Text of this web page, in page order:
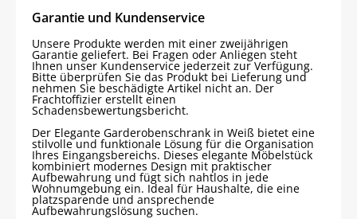
Garantie und Kundenservice
Unsere Produkte werden mit einer zweijährigen
Garantie geliefert. Bei Fragen oder Anliegen steht
Ihnen unser Kundenservice jederzeit zur Verfügung.
Bitte überprüfen Sie das Produkt bei Lieferung und
nehmen Sie beschädigte Artikel nicht an. Der
Frachtoffizier erstellt einen
Schadensbewertungsbericht.
Der Elegante Garderobenschrank in Weiß bietet eine
stilvolle und funktionale Lösung für die Organisation
Ihres Eingangsbereichs. Dieses elegante Möbelstück
kombiniert modernes Design mit praktischer
Aufbewahrung und fügt sich nahtlos in jede
Wohnumgebung ein. Ideal für Haushalte, die eine
platzsparende und ansprechende
Aufbewahrungslösung suchen.